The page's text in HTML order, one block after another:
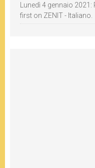
Lunedì 4 gennaio
first on ZENIT - Italiano.